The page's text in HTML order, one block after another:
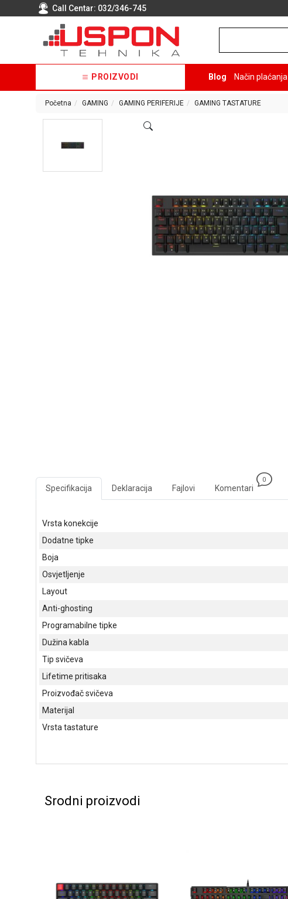
Call Centar: 032/346-745
PROIZVODI Blog Način plaćanja
Početna GAMING GAMING PERIFERIJE GAMING TASTATURE
Specifikacija Deklaracija Fajlovi Komentari
0
Vrsta konekcije
Dodatne tipke
Boja
Osvjetljenje
Layout
Anti-ghosting
Programabilne tipke
Dužina kabla
Tip svičeva
Lifetime pritisaka
Proizvođač svičeva
Materijal
Vrsta tastature
Srodni proizvodi